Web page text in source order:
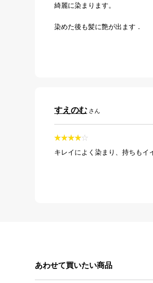
綺麗に染まります。
染めた後も髪に艶が出ます．
すえのむ さん
キレイによく染まり、持ちもイ
あわせて買いたい商品